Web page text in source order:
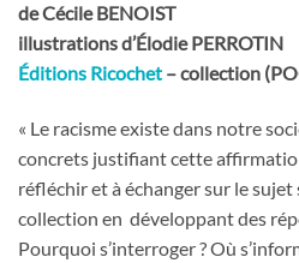
de Cécile BENOIST
illustrations d’Élodie PERROTIN
Éditions Ricochet – collection
« Le racisme existe dans notre
concrets justifiant cette
réfléchir et à échanger sur le
collection en développant des
Pourquoi s’interroger ? Où